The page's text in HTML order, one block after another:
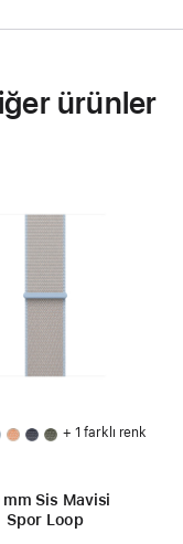
ürünler
+ 1 farklı renk
mm Sis Mavisi
Spor Loop